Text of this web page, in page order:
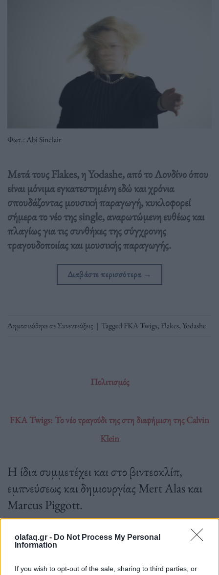
olafaq.gr - Do Not Process My Personal
Information
If you wish to opt-out of the sale, sharing to third parties, or
Φωτ.: Abi Sinclair
Μετά τους Flakes, η Yodashe, από το Λονδίνο όπου
είναι μόνιμα εγκατεστημένη εδώ και χρόνια
σπουδάζοντας μουσική παραγωγή, κυκλοφορεί
σήμερα το νέο της single, αναρωτώμενη ευθέως και
πλαγίως για τις συνθήκες της σύγχρονης
τραγουδοποιίας και μουσικής παραγωγής.
Διαβάστε περισσότερα →
Δημοσιεύθηκε σεΣυνεντεύξεις | TaggedFKA Twigs, Flakes,Yodashe
Πολιτισμός
FKA Twigs: Το νέο τραγούδι της στη διαφήμιση της Calvin
Klein
Η ίδια συμμετέχει και στο βιντεοκλίπ,
εμπνεύσεως και δημιουργίας Mert Alas και
Marcus Piggott.